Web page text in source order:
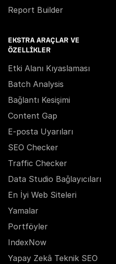
Report Builder
EKSTRA ARAÇLAR VE
ÖZELLIKLER
Etki Alanı Kıyaslaması
Batch Analysis
Bağlantı Kesişimi
Content Gap
E-posta Uyarıları
SEO Checker
Traffic Checker
Data Studio Bağlayıcıları
En İyi Web Siteleri
Yamalar
Portföyler
IndexNow
Yapay Zekâ Teknik SEO